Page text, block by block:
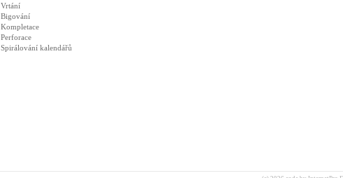
Vrtání
Bigování
Kompletace
Perforace
Spirálování kalendářů